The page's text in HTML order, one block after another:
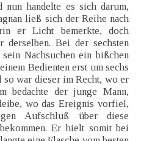
handelte es sich darum,
ließ sich der Reihe nach
er Licht bemerkte, doch
derselben. Bei der sechsten
Nachsuchen ein bißchen
Bedienten erst um sechs
so war dieser im Recht, wo er
bedachte der junge Mann,
wo das Ereignis vorfiel,
Aufschluß über diese
Er hielt somit bei